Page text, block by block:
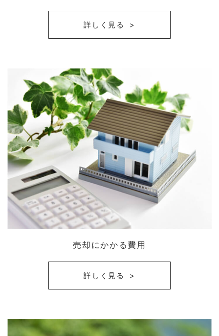
詳しく見る
売却にかかる費用
詳しく見る